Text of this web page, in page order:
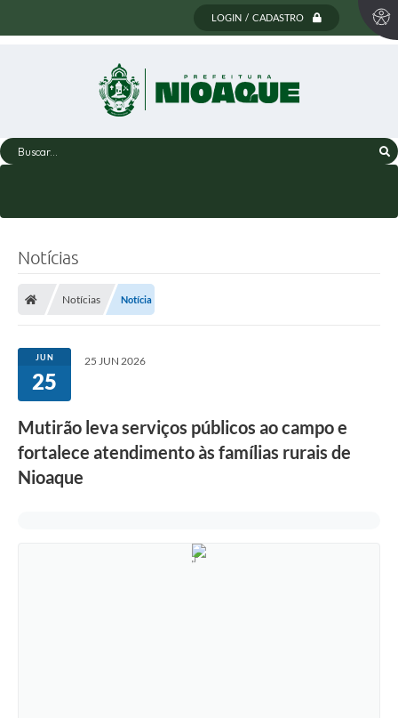
LOGIN / CADASTRO
Buscar...
Notícias
Notícias Notícia
JUN
25
25 JUN 2026
Mutirão leva serviços públicos ao campo e
fortalece atendimento às famílias rurais de
Nioaque